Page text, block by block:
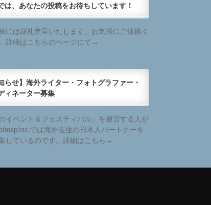
は、あなたの投稿をお待ちしています！
には謝礼進呈いたします。お気軽にご連絡く
詳細はこちらのページにて→
らせ】海外ライター・フォトグラファー・
ィネーター募集
のイベント＆フェスティバル」を運営する人が
では海外在住の日本人パートナーを
しているのです。詳細はこちら→